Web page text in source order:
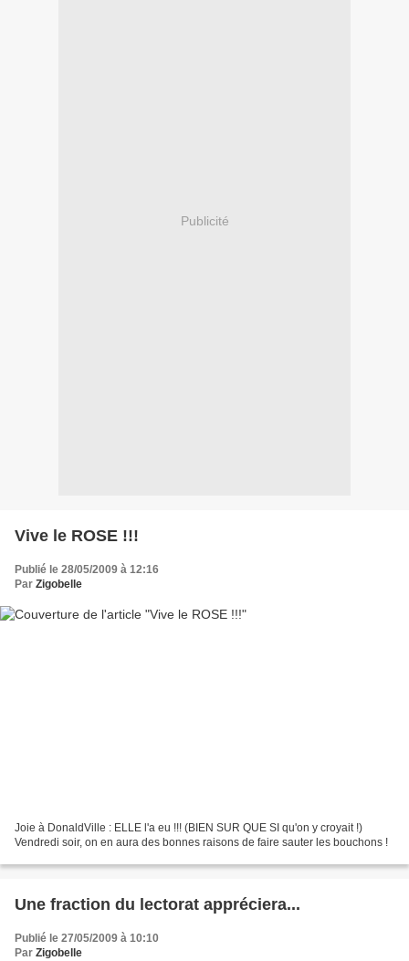
Publicité
Vive le ROSE !!!
Publié le 28/05/2009 à 12:16
Par Zigobelle
Joie à DonaldVille : ELLE l'a eu !!! (BIEN SUR QUE SI qu'on y croyait !)
Vendredi soir, on en aura des bonnes raisons de faire sauter les bouchons !
Une fraction du lectorat appréciera...
Publié le 27/05/2009 à 10:10
Par Zigobelle